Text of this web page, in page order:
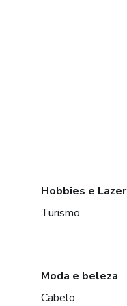
Hobbies e Lazer
Turismo
Moda e beleza
Cabelo